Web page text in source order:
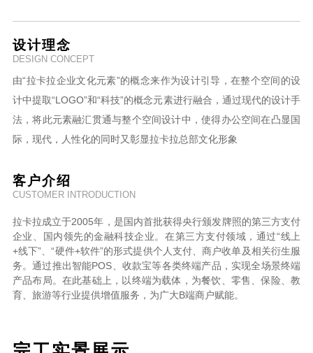
设计理念
DESIGN CONCEPT
由“拉卡拉企业文化元素”的概念来作为设计引导，在整个空间的设
计中提取“LOGO”和“科技”的概念元素进行融合，通过现代的设计手
法，将此元素融汇贯通与整个空间设计中，使得办公空间在凸显国
际，现代，人性化的同时又彰显拉卡拉总部文化形象
客户介绍
CUSTOMER INTRODUCTION
拉卡拉成立于2005年，是国内首批获得央行颁发牌照的第三方支付
企业、国内领先的金融科技企业。在第三方支付领域，通过“线上
+线下”、“硬件+软件”的形式提供个人支付、商户收单及相关衍生服
务。通过推出智能POS、收款宝等各类终端产品，实现全场景终端
产品布局。在此基础上，以终端为载体，为餐饮、零售、保险、教
育、旅游等行业提供增值服务，为广大B端商户赋能。